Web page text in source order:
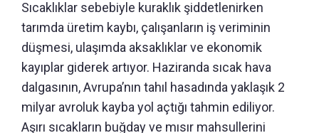
Sıcaklıklar sebebiyle kuraklık şiddetlenirken
tarımda üretim kaybı, çalışanların iş veriminin
düşmesi, ulaşımda aksaklıklar ve ekonomik
kayıplar giderek artıyor. Haziranda sıcak hava
dalgasının, Avrupa’nın tahıl hasadında yaklaşık 2
milyar avroluk kayba yol açtığı tahmin ediliyor.
Aşırı sıcakların buğday ve mısır mahsullerini